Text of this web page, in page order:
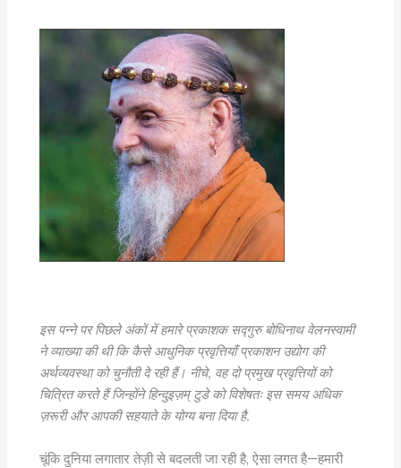
इस पन्ने पर पिछले अंकों में हमारे प्रकाशक सद्गुरु बोधिनाथ वेलनस्वामी
ने व्याख्या की थी कि कैसे आधुनिक प्रवृत्तियाँ प्रकाशन उद्योग की
अर्थव्यवस्था को चुनौती दे रही हैं। नीचे, वह दो प्रमुख प्रवृत्तियों को
चित्रित करते हैं जिन्होंने हिन्दुइज़म् टुडे को विशेषतः इस समय अधिक
ज़रूरी और आपकी सहयाते के योग्य बना दिया है.­
चूंकि दुनिया लगातार तेज़ी से बदलती जा रही है, ऐसा लगत है—हमारी